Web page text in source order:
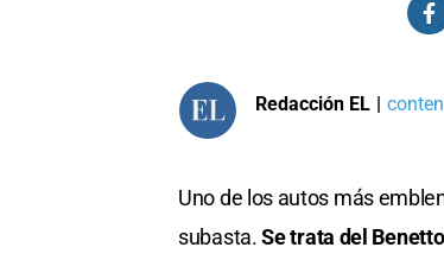
Redacción EL |
Uno de los autos más
subasta.Se trata del